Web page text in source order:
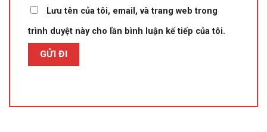
Lưu tên của tôi, email, và trang web trong
trình duyệt này cho lần bình luận kế tiếp của tôi.